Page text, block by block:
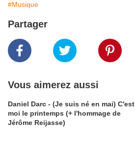
#Musique
Partager
Vous aimerez aussi
Daniel Darc - (Je suis né en mai) C'est
moi le printemps (+ l'hommage de
Jérôme Reijasse)